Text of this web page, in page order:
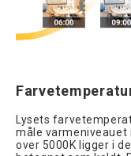
Lysets
måle varmeniveauet
over 5000K ligger i